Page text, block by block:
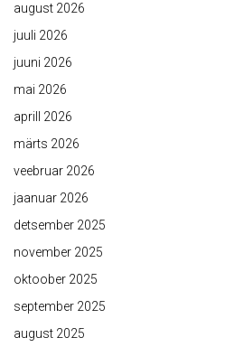
august 2026
juuli 2026
juuni 2026
mai 2026
aprill 2026
märts 2026
veebruar 2026
jaanuar 2026
detsember 2025
november 2025
oktoober 2025
september 2025
august 2025